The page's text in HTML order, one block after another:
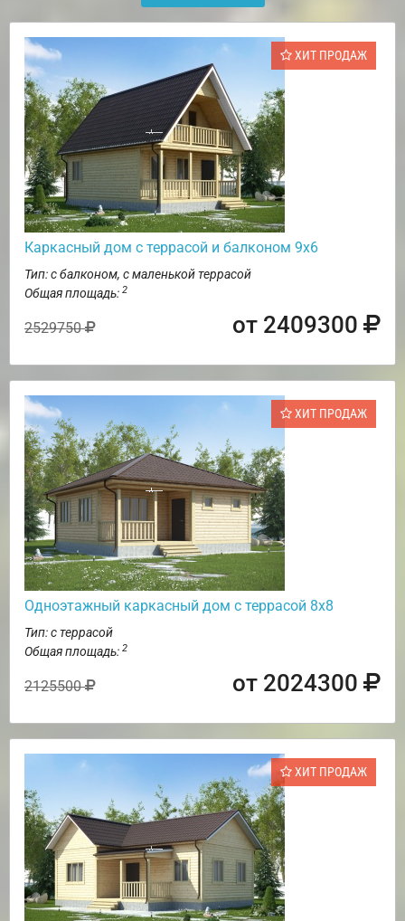
ХИТ ПРОДАЖ
Каркасный дом с террасой и балконом 9х6
Тип: с балконом, с маленькой террасой
Общая площадь: 2
2529750 от 2409300
ХИТ ПРОДАЖ
Одноэтажный каркасный дом с террасой 8х8
Тип: с террасой
Общая площадь: 2
2125500 от 2024300
ХИТ ПРОДАЖ